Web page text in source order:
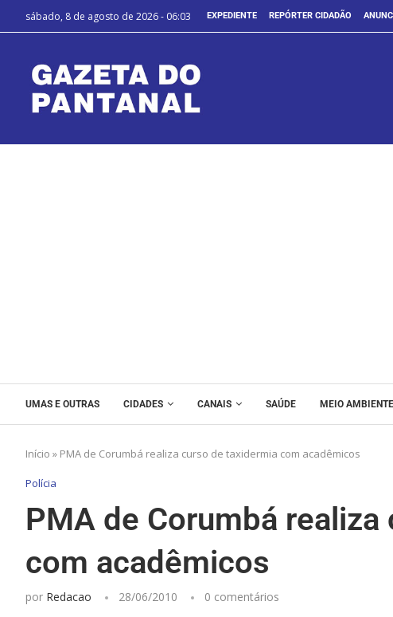
sábado, 8 de agosto de 2026 - 06:03 EXPEDIENTE REPÓRTER CIDADÃO
UMAS E OUTRAS CIDADES CANAIS SAÚDE MEIO AMBIENTE
Início » PMA de Corumbá realiza curso de taxidermia com acadêmicos
Polícia
PMA de Corumbá
com acadêmicos
por Redacao 28/06/2010 0 comentários